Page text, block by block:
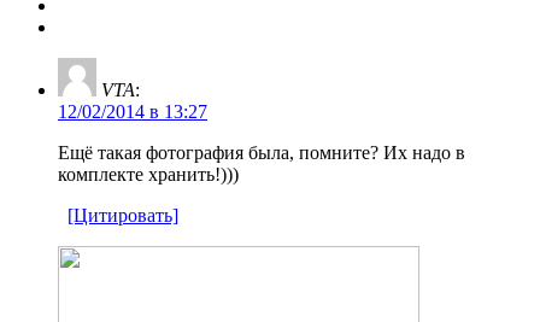
VTA:
12/02/2014 в 13:27
Ещё такая фотография была, помните? Их надо в
комплекте хранить!)))
[Цитировать]